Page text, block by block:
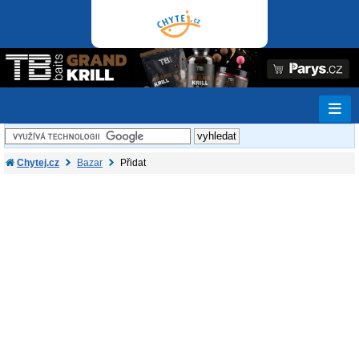
Chytej.cz Bazar Přidat